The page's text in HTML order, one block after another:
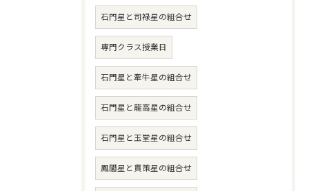
石門星と司禄星の組合せ
専門クラス授業日
石門星と牽牛星の組合せ
石門星と龍高星の組合せ
石門星と玉堂星の組合せ
鳳閣星と貫策星の組合せ